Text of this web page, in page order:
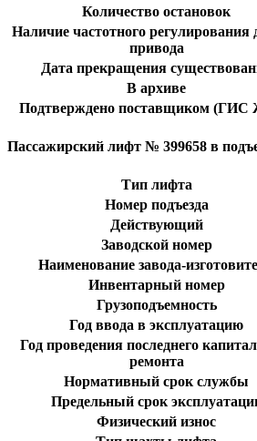
Количество остановок
Наличие частотного регулирования
привода
Дата прекращения
В архиве
Подтверждено поставщиком
Пассажирский лифт № 399658 в
Тип лифта
Номер подъезда
Действующий
Заводской номер
Наименование завода-
Инвентарный номер
Грузоподъемность
Год ввода в эксплуатацию
Год проведения последнего
ремонта
Нормативный срок службы
Предельный срок
Физический износ